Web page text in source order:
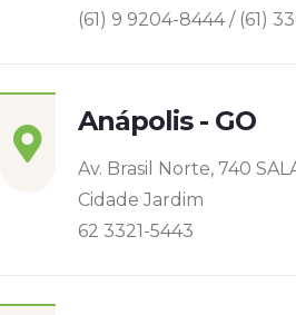
(61) 9 9204-8444 / (61)
Anápolis - GO
Av. Brasil Norte, 740
Cidade Jardim
62 3321-5443